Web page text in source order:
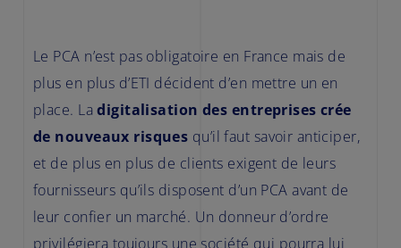
Le PCA n’est pas obligatoire en France mais de
plus en plus d’ETI décident d’en mettre un en
place. Ladigitalisation des entreprises crée
de nouveaux risques qu’il faut savoir anticiper,
et de plus en plus de clients exigent de leurs
fournisseurs qu’ils disposent d’un PCA avant de
leur confier un marché. Un donneur d’ordre
privilégiera toujours une société qui pourra lui